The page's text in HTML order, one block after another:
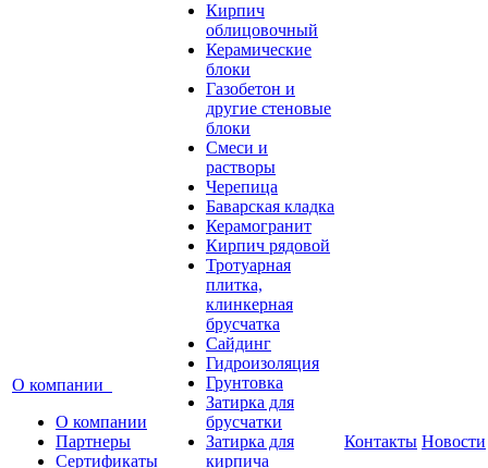
О компании
О компании
Партнеры
Сертификаты
Кирпич
облицовочный
Керамические
блоки
Газобетон и
другие стеновые
блоки
Смеси и
растворы
Черепица
Баварская кладка
Керамогранит
Кирпич рядовой
Тротуарная
плитка,
клинкерная
брусчатка
Сайдинг
Гидроизоляция
Грунтовка
Затирка для
брусчатки
Затирка для
кирпича
Контакты Новости